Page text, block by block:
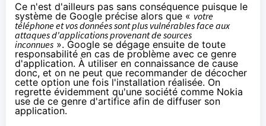
Ce n'est d'ailleurs pas sans conséquence puisque le
système de Google précise alors que « votre
téléphone et vos données sont plus vulnérables face aux
attaques d'applications provenant de sources
inconnues ». Google se dégage ensuite de toute
responsabilité en cas de problème avec ce genre
d'application. À utiliser en connaissance de cause
donc, et on ne peut que recommander de décocher
cette option une fois l'installation réalisée. On
regrette évidemment qu'une société comme Nokia
use de ce genre d'artifice afin de diffuser son
application.